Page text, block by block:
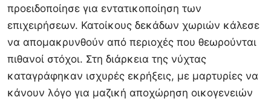
προειδοποίησε για εντατικοποίηση των
επιχειρήσεων. Κατοίκους δεκάδων χωριών κάλεσε
να απομακρυνθούν από περιοχές που θεωρούνται
πιθανοί στόχοι. Στη διάρκεια της νύχτας
καταγράφηκαν ισχυρές εκρήξεις, με μαρτυρίες να
κάνουν λόγο για μαζική αποχώρηση οικογενειών